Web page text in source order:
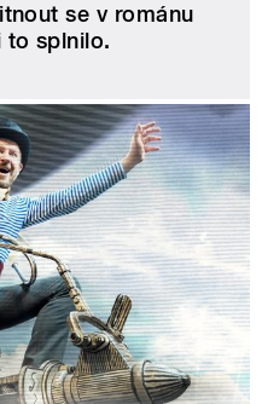
se v románu
to splnilo.